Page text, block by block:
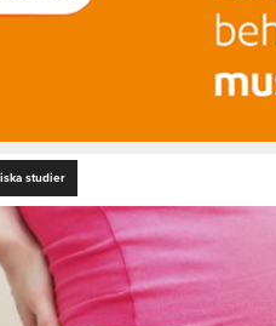
studier